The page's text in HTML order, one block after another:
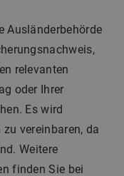
Ausländerbehörde
relevanten
oder Ihrer
Es wird
vereinbaren, da
Weitere
finden Sie bei